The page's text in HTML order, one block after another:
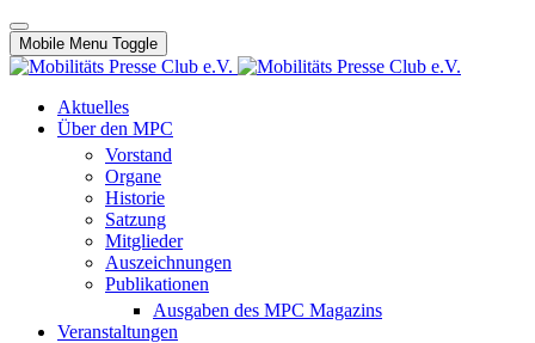
Mobile Menu Toggle
Aktuelles
Über den MPC
Vorstand
Organe
Historie
Satzung
Mitglieder
Auszeichnungen
Publikationen
Ausgaben des MPC Magazins
Veranstaltungen